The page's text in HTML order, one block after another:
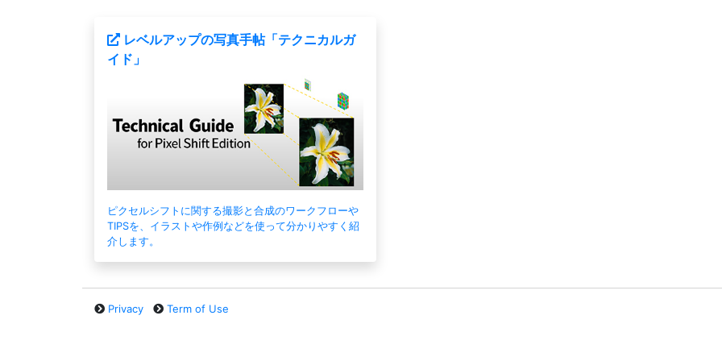
レベルアップの写真手帖「テクニカルガ
イド」
ピクセルシフトに関する撮影と合成のワークフローや
TIPSを、イラストや作例などを使って分かりやすく紹
介します。
Privacy Term of Use